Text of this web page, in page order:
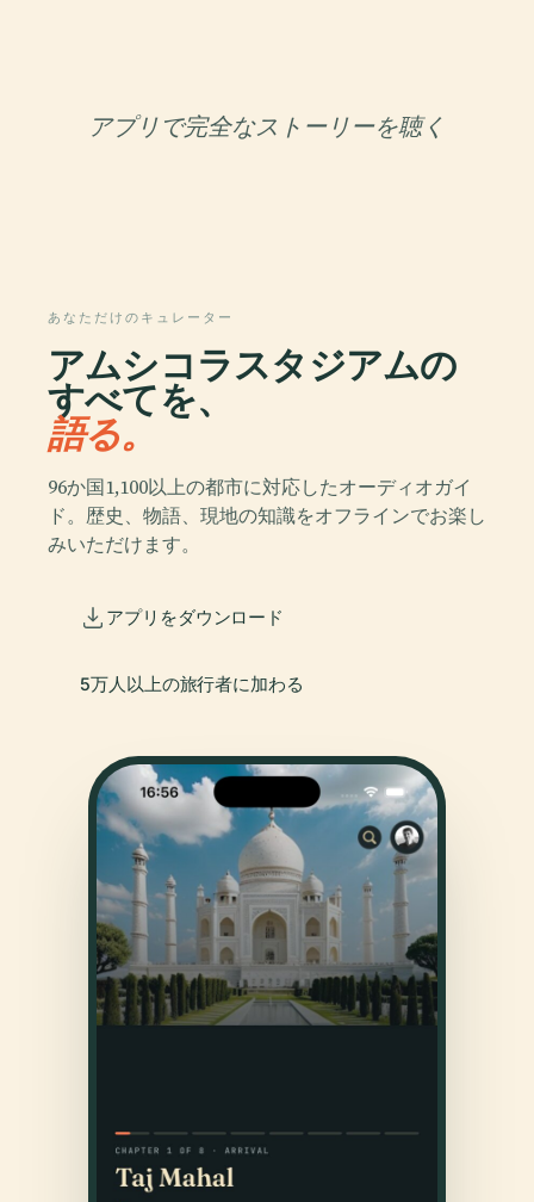
アプリで完全なストーリーを聴く
あなただけのキュレーター
アムシコラスタジアムの
すべてを、
語る。
96か国1,100以上の都市に対応したオーディオガイ
ド。歴史、物語、現地の知識をオフラインでお楽し
みいただけます。
アプリをダウンロード
5万人以上の旅行者に加わる